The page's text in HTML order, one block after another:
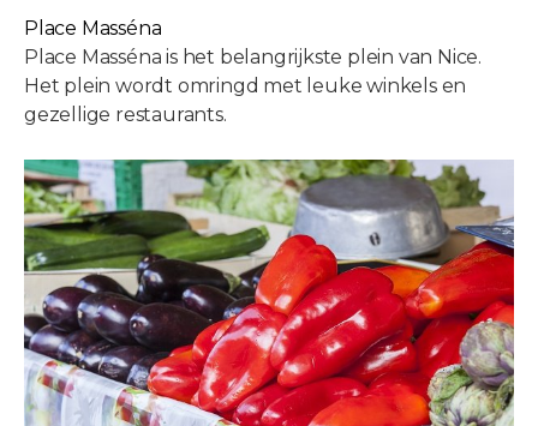
Place Masséna
Place Masséna is het belangrijkste plein van Nice.
Het plein wordt omringd met leuke winkels en
gezellige restaurants.